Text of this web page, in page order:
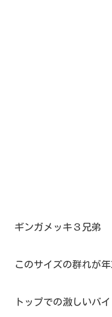
ギンガメッキ３兄弟
このサイズの群れが
トップでの激しいバ